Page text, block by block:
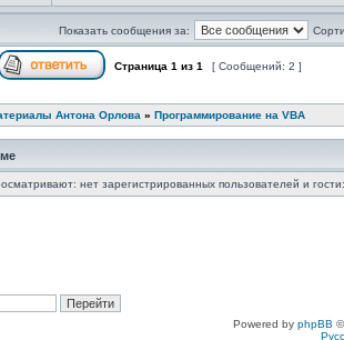
Показать сообщения за:
Страница 1 из 1 [ Сообщений: 2 ]
Антона Орлова » Программирование на VBA
нет зарегистрированных пользователей и
Powered by phpBB